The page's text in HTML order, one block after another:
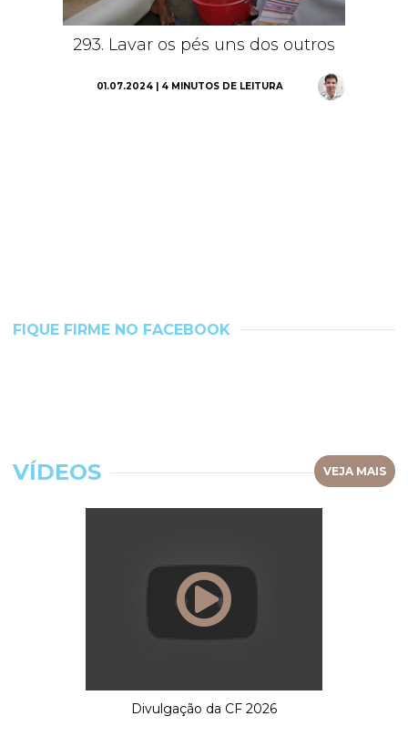
293. Lavar os pés uns dos outros
01.07.2024 | 4 MINUTOS DE LEITURA
FIQUE FIRME NO FACEBOOK
VÍDEOS VEJA MAIS
Divulgação da CF 2026